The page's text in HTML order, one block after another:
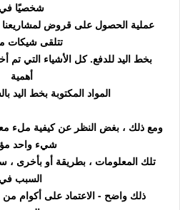
شخصيًا في
عملية الحصول على قروض لمشاريعنا
تتلقى شيكات
بخط اليد للدفع. كل الأشياء التي تم
أهمية
المواد المكتوبة بخط اليد
ومع ذلك ، بغض النظر عن كيفية ملء
شيء واحد
تلك المعلومات ، بطريقة أو بأخرى
السبب في
ذلك واضح - الاعتماد على أكوام